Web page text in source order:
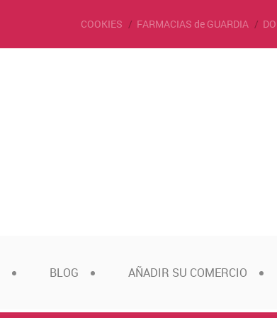
COOKIES FARMACIAS de GUARDIA
BLOG AÑADIR SU COMERCIO